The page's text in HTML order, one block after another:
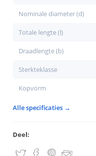
Nominale diameter (d)
Totale lengte (l)
Draadlengte (b)
Sterkteklasse
Kopvorm
Alle specificaties →
Deel: